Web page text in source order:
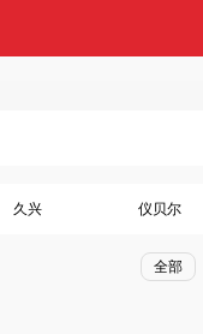
久兴 仪贝尔
全部